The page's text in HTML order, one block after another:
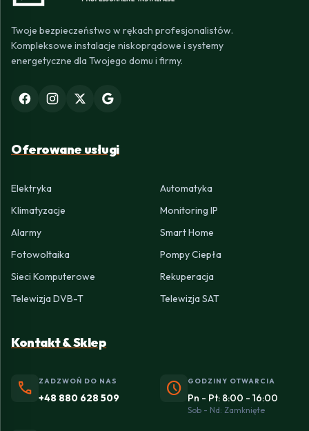
Twoje bezpieczeństwo w rękach profesjonalistów.
Kompleksowe instalacje niskoprądowe i systemy
energetyczne dla Twojego domu i firmy.
Oferowane usługi
Elektryka
Automatyka
Klimatyzacje
Monitoring IP
Alarmy
Smart Home
Fotowoltaika
Pompy Ciepła
Sieci Komputerowe
Rekuperacja
Telewizja DVB-T
Telewizja SAT
Kontakt & Sklep
phone ZADZWOŃ DO NAS
+48 880 628 509 schedule GODZINY OTWARCIA
Pn - Pt: 8:00 - 16:00
Sob - Nd: Zamknięte